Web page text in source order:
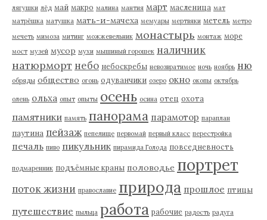
лягушки лёд май макро малина мантия март масленица мат
матрёшка матушка мать-и-мачеха мемуары мертвяки метель метро
мечеть мимоза митинг можжевельник монастырь монтаж море
мост музей мусор мухи мышиный горошек наличник
натюрморт небо небоскребы невозвратимое ночь ноябрь ню
обряды общество огонь одуванчики озеро окно окопы октябрь
олень ольха опыт опыты осень осина отец охота
памятники память панорама парамотор параплан
паутина пейзаж пепелище первомай первый класс перестройка
печаль пиво пикульник пирамида Голода повседневность
подмаренник подъёмные краны половодье портрет
поток жизни православие природа прошлое птицы
путешествие пыльца работа рабочие радость радуга